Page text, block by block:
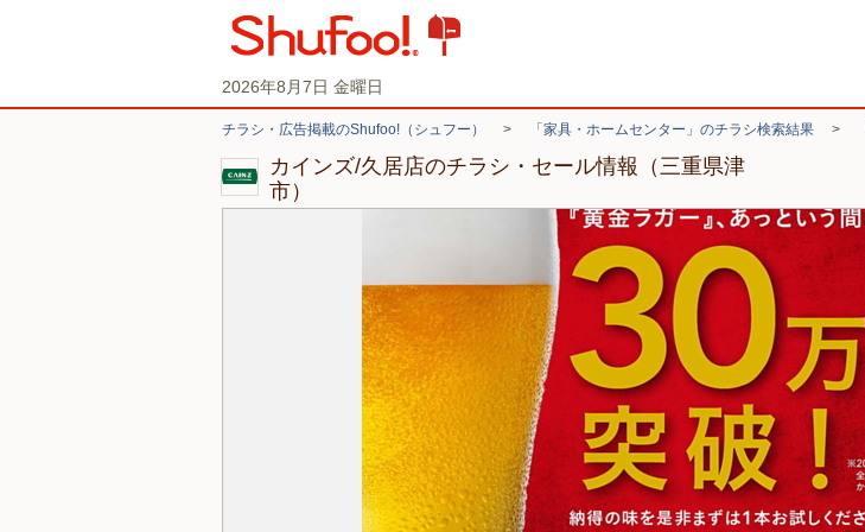
2026年8月7日 金曜日
チラシ・広告掲載のShufoo!（シュフー） > 「家具・ホームセンター」のチラシ検索結果 >
カインズ/久居店のチラシ・セール情報（三重県津
市）